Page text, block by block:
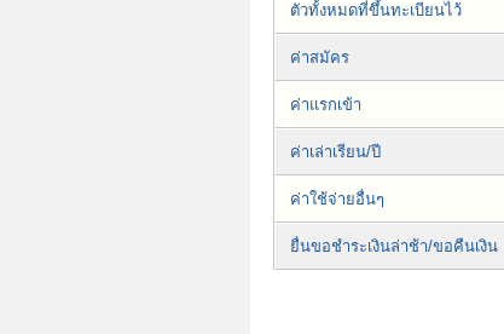
ตัวทั้งหมดที่ขึ้นทะเบียนไว้
ค่าสมัคร
ค่าแรกเข้า
ค่าเล่าเรียน/ปี
ค่าใช้จ่ายอื่นๆ
ยื่นขอชำระเงินล่าช้า/ขอคืนเงิน